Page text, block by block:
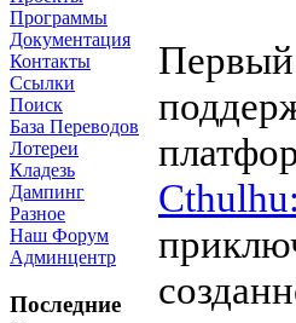
Программы
Документация
Контакты
Ссылки
Поиск
База Переводов
Лотереи
Кладезь
Дампинг
Разное
Наш Форум
Админцентр
Последние